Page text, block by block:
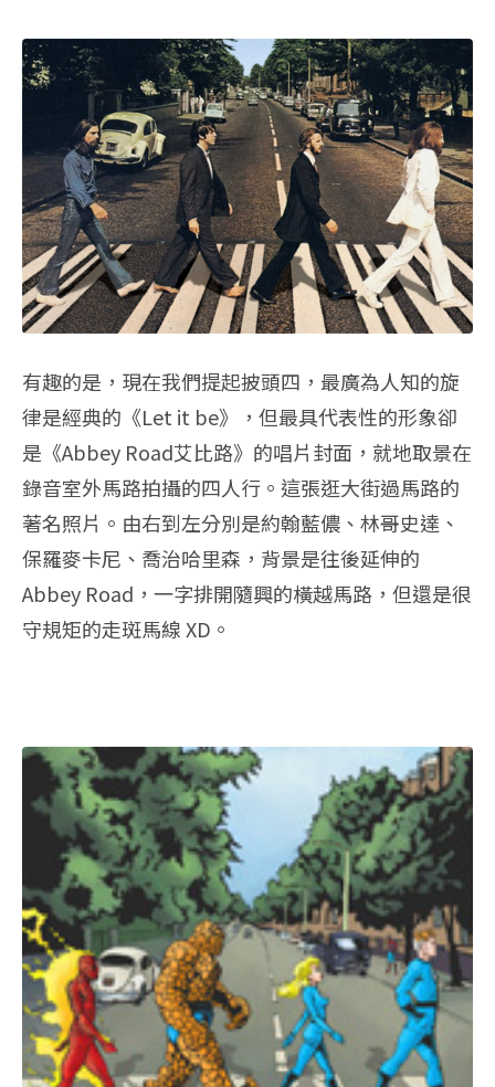
有趣的是，現在我們提起披頭四，最廣為人知的旋
律是經典的《Let it be》，但最具代表性的形象卻
是《Abbey Road艾比路》的唱片封面，就地取景在
錄音室外馬路拍攝的四人行。這張逛大街過馬路的
著名照片。由右到左分別是約翰藍儂、林哥史達、
保羅麥卡尼、喬治哈里森，背景是往後延伸的
Abbey Road，一字排開隨興的橫越馬路，但還是很
守規矩的走斑馬線 XD。